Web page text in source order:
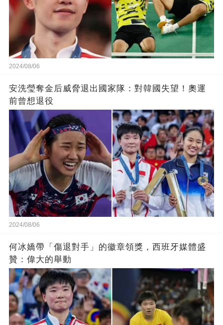
2024/08/06
安洗瑩奪金后威脅退出國家隊：對韓國失望！奧運
前曾想退役
2024/08/06
何冰嬌帶「傷退對手」的徽章領獎，西班牙媒體盛
贊：偉大的舉動